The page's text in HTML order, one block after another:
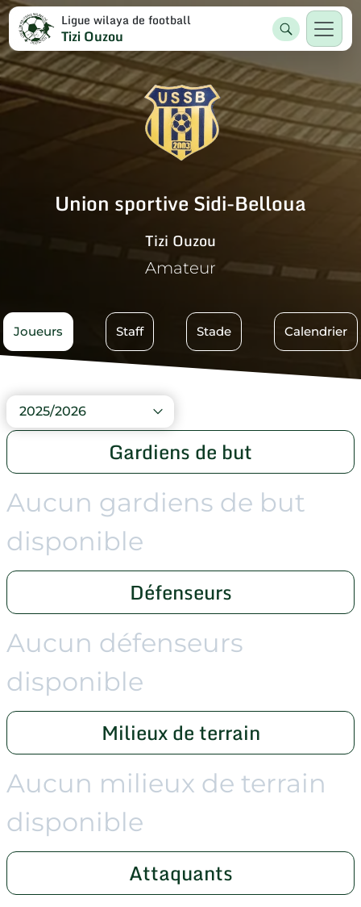
Ligue wilaya de football
Tizi Ouzou
Union sportive Sidi-Belloua
Tizi Ouzou
Amateur
Joueurs Staff Stade Calendrier
2025/2026
Gardiens de but
Aucun gardiens de but
disponible
Défenseurs
Aucun défenseurs
disponible
Milieux de terrain
Aucun milieux de terrain
disponible
Attaquants